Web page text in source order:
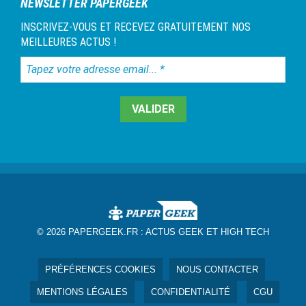
INSCRIVEZ-VOUS ET RECEVEZ GRATUITEMENT NOS
MEILLEURES ACTUS !
Tapez
votre
© 2026 PAPERGEEK.FR : ACTUS GEEK ET HIGH TECH
PRÉFÉRENCES COOKIES NOUS CONTACTER
MENTIONS LÉGALES CONFIDENTIALITÉ CGU